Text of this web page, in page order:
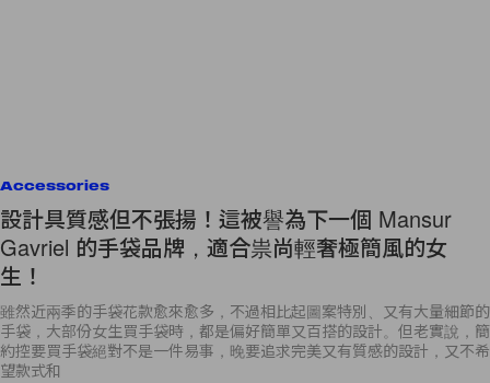
Accessories
設計具質感但不張揚！這被譽為下一個 Mansur
Gavriel 的手袋品牌，適合祟尚輕奢極簡風的女
生！
雖然近兩季的手袋花款愈來愈多，不過相比起圖案特別、又有大量細節的
手袋，大部份女生買手袋時，都是偏好簡單又百搭的設計。但老實說，簡
約控要買手袋絕對不是一件易事，晚要追求完美又有質感的設計，又不希
望款式和